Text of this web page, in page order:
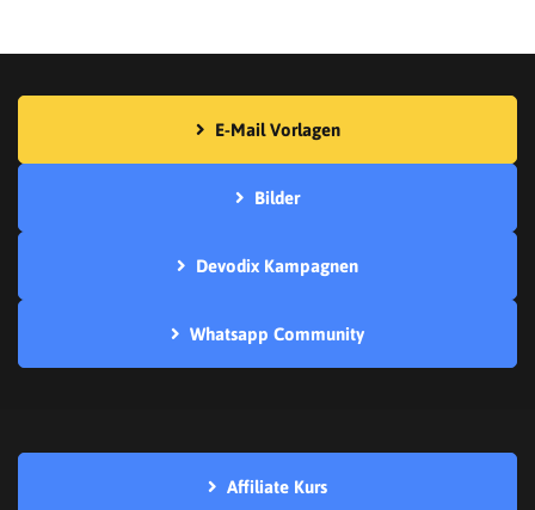
E-Mail Vorlagen
Bilder
Devodix Kampagnen
Whatsapp Community
Affiliate Kurs